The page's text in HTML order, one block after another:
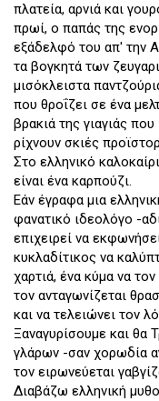
πλατεία, αρνιά και
πρωί, ο παπάς της
εξάδελφό του απ' την
τα βογκητά των
μισόκλειστα
που θροΐζει σε ένα
βρακιά της γιαγιάς
ρίχνουν σκιές
Στο ελληνικό
είναι ένα καρπούζι.
Εάν έγραφα μια
φανατικό ιδεολόγο -
επιχειρεί να
κυκλαδίτικος να
χαρτιά, ένα κύμα να
τον ανταγωνίζεται
και να τελειώνει τον
Ξαναγυρίσουμε και θα
γλάρων -σαν χορωδία
τον ειρωνεύεται
Διαβάζω ελληνική